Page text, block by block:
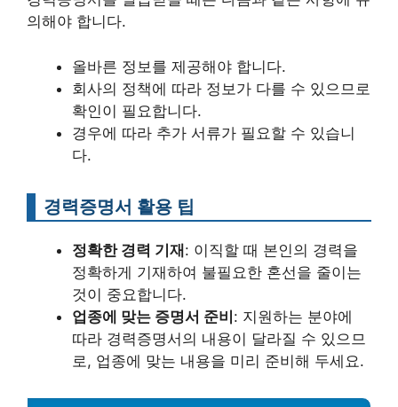
의해야 합니다.
올바른 정보를 제공해야 합니다.
회사의 정책에 따라 정보가 다를 수 있으므로
확인이 필요합니다.
경우에 따라 추가 서류가 필요할 수 있습니
다.
경력증명서 활용 팁
정확한 경력 기재: 이직할 때 본인의 경력을
정확하게 기재하여 불필요한 혼선을 줄이는
것이 중요합니다.
업종에 맞는 증명서 준비: 지원하는 분야에
따라 경력증명서의 내용이 달라질 수 있으므
로, 업종에 맞는 내용을 미리 준비해 두세요.